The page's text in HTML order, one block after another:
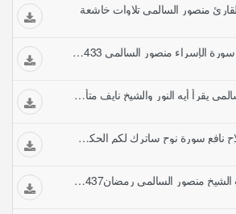
منصور السالمي تلاوات خاشعة
صلاة العشاء من سورة الإسراء منصور السالمي 1433 تلاوات خاشعة
الشيخ منصور السالمي يقرأ أيه النور والشيخ نايف متأثر ويبكي تلاوات خاشعة
القارئ محمد صلاح نافع سورة نوح ساترك لكم الحكم تلاوات خاشعة
ايات عذبه بصوت الشيخ منصور السالمي رمضان1437ه (3) تلاوات خاشعة